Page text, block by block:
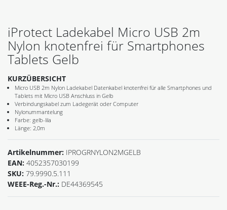
iProtect Ladekabel Micro USB 2m
Nylon knotenfrei für Smartphones
Tablets Gelb
KURZÜBERSICHT
Micro USB 2m Nylon Ladekabel Datenkabel knotenfrei für alle Smartphones und
Tablets mit Micro USB Anschluss in Gelb
Verbindungskabel zum Ladegerät oder Computer
Nylonummantelung
Farbe: gelb-lila
Länge: 2,0m
Artikelnummer: IPROGRNYLON2MGELB
EAN: 4052357030199
SKU: 79.9990.5.111
WEEE-Reg.-Nr.: DE44369545